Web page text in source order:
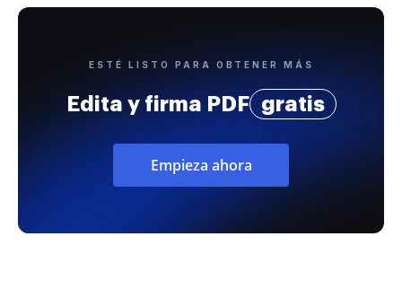
ESTÉ LISTO PARA OBTENER MÁS
Edita y firma PDF gratis
Empieza ahora